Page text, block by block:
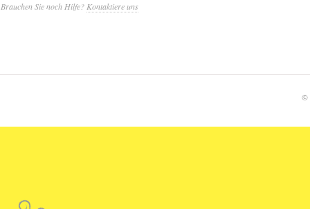
Brauchen Sie noch Hilfe?Kontaktiere uns
©